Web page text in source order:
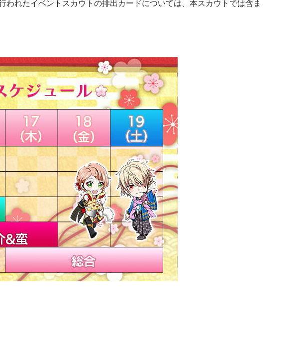
れたイベントスカウトの排出カードについては、本スカウトでは含ま